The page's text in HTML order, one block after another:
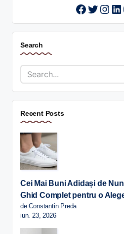
Twitter
Search
Recent Posts
Cei Mai Buni Adidași de
Ghid Complet pentru o
de Constantin Preda
iun. 23, 2026